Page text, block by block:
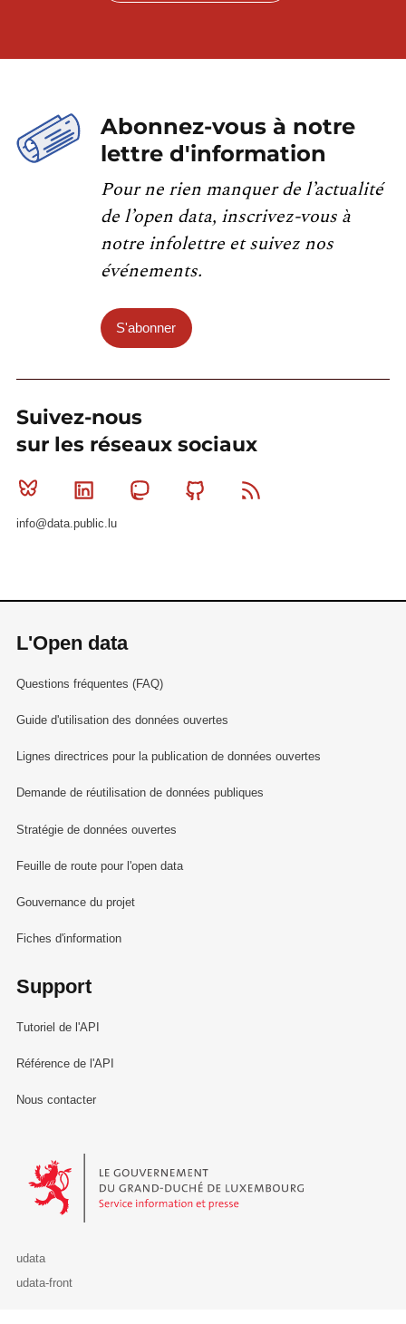
Abonnez-vous à notre
lettre d'information
Pour ne rien manquer de l’actualité
de l’open data, inscrivez-vous à
notre infolettre et suivez nos
événements.
S'abonner
Suivez-nous
sur les réseaux sociaux
Bluesky Linkedin MastodonGithub
info@data.public.lu
L'Open data
Questions fréquentes (FAQ)
Guide d'utilisation des données ouvertes
Lignes directrices pour la publication de données ouvertes
Demande de réutilisation de données publiques
Stratégie de données ouvertes
Feuille de route pour l'open data
Gouvernance du projet
Fiches d'information
Support
Tutoriel de l'API
Référence de l'API
Nous contacter
Le Gouvernement du Grand-Duché de Luxembourg - Service
udata
udata-front